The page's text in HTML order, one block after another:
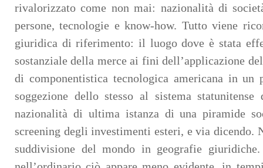
rivalorizzato come non mai: nazionalità di
persone, tecnologie e know-how. Tutto viene
giuridica di riferimento: il luogo dove è stata
sostanziale della merce ai fini dell’applicazione
di componentistica tecnologica americana in
soggezione dello stesso al sistema
nazionalità di ultima istanza di una piramide
screening degli investimenti esteri, e via dicendo.
suddivisione del mondo in geografie